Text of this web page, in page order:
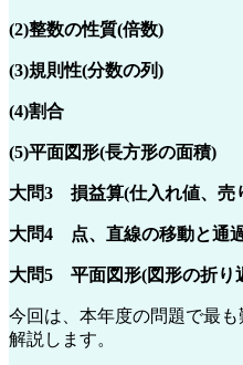
(2)整数の性質(倍数)
(3)規則性(分数の列)
(4)割合
(5)平面図形(長方形の面積)
大問3 損益算(仕入れ値、売
大問4 点、直線の移動と通
大問5 平面図形(図形の折り
今回は、本年度の問題で最
解説します。